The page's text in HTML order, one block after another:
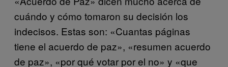
cuándo y cómo tomaron su decisión los
indecisos. Estas son: «Cuantas páginas
tiene el acuerdo de paz», «resumen acuerdo
de paz», «por qué votar por el no» y «que